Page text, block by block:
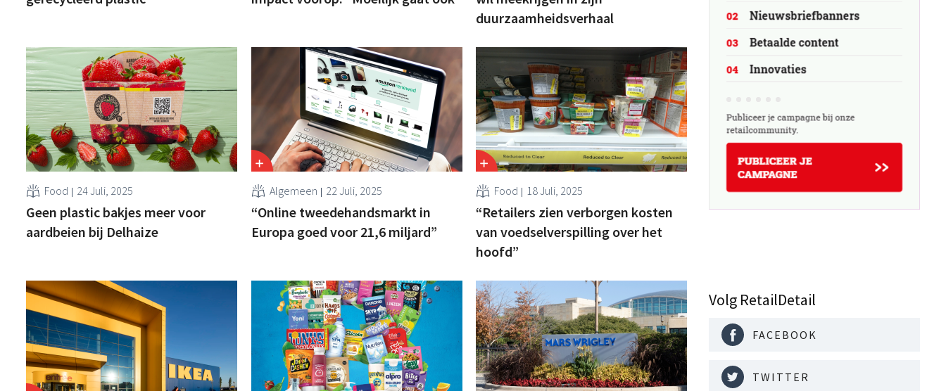
duurzaamheidsverhaal
Food 24 Juli, 2025
Geen plastic bakjes meer voor
aardbeien bij Delhaize
Algemeen 22 Juli, 2025
“Online tweedehandsmarkt in
Europa goed voor 21,6 miljard”
Food 18 Juli, 2025
“Retailers zien verborgen kosten
van voedselverspilling over het
hoofd”
Volg RetailDetail
FACEBOOK
TWITTER